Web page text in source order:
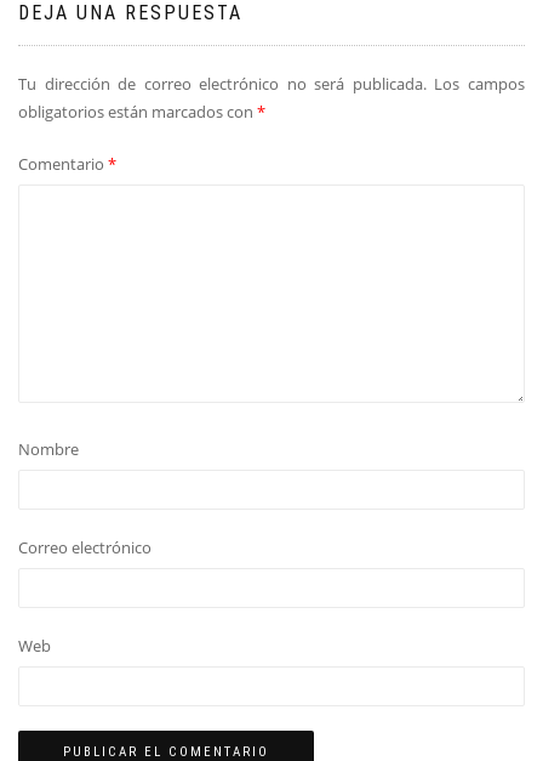
DEJA UNA RESPUESTA
Tu dirección de correo electrónico no será publicada. Los campos
obligatorios están marcados con *
Comentario *
Nombre
Correo electrónico
Web